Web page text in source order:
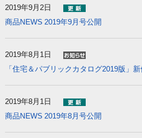
2019年9月2日
商品NEWS 2019年9月号公開
2019年8月1日
「住宅＆パブリックカタログ2019版」
2019年8月1日
商品NEWS 2019年8月号公開